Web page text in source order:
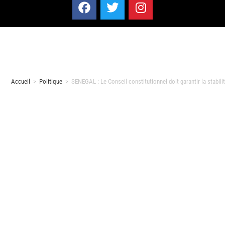
Accueil > Politique > SENEGAL : Le Conseil constitutionnel doit garantir la